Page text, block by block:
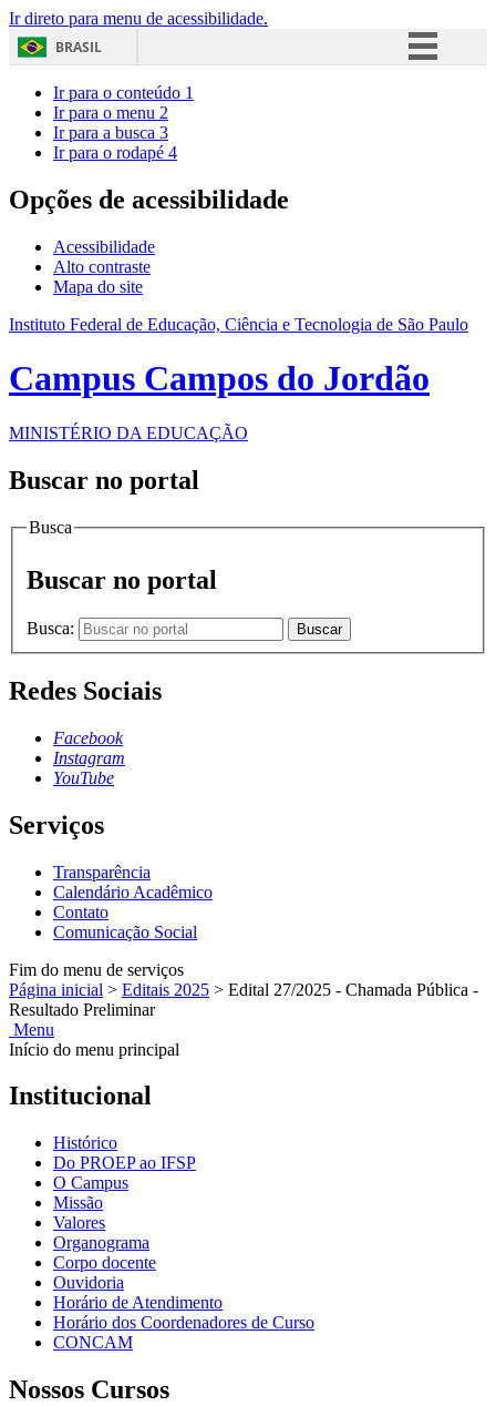
Ir direto para menu de acessibilidade.
BRASIL
Acesso à informação
Ir para o conteúdo 1
Ir para o menu 2
Ir para a busca 3
Ir para o rodapé 4
Opções de acessibilidade
Acessibilidade
Alto contraste
Mapa do site
Instituto Federal de Educação, Ciência e Tecnologia de São Paulo
Campus Campos do Jordão
MINISTÉRIO DA EDUCAÇÃO
Buscar no portal
Busca
Buscar no portal
Busca: Buscar
Redes Sociais
Facebook
Instagram
YouTube
Serviços
Transparência
Calendário Acadêmico
Contato
Comunicação Social
Fim do menu de serviços
Página inicial > Editais 2025 > Edital 27/2025 - Chamada Pública -
Resultado Preliminar
Menu
Início do menu principal
Institucional
Histórico
Do PROEP ao IFSP
O Campus
Missão
Valores
Organograma
Corpo docente
Ouvidoria
Horário de Atendimento
Horário dos Coordenadores de Curso
CONCAM
Nossos Cursos